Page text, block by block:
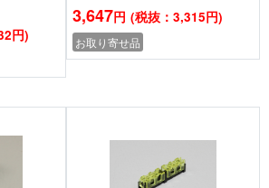
円)
3,647円 (税抜：3,315円)
お取り寄せ品